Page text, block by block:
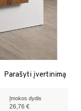
Parašyti įvertinimą
Įmokos dydis
26,76 €